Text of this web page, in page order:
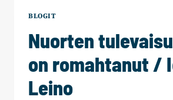
BLOGIT
Nuorten
on romahtanut /
Leino